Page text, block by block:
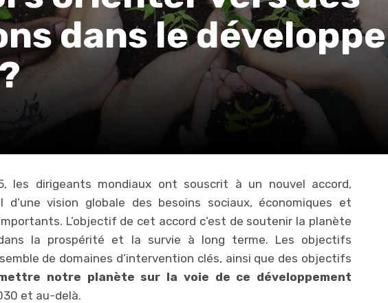
dans le
les dirigeants mondiaux ont souscrit à un nouvel accord,
d’une vision globale des besoins sociaux, économiques et
L’objectif de cet accord c’est de soutenir la planète
la prospérité et la survie à long terme. Les objectifs
de domaines d’intervention clés, ainsi que des objectifs
notre planète sur la voie de ce développement
et au-delà.